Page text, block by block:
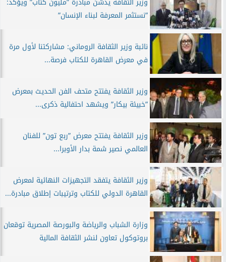
”نستثمر المعرفة لبناء الإنسان”
نائبة وزير الثقافة الروماني: مشاركتنا لأول مرة
في معرض القاهرة للكتاب فرصة...
وزير الثقافة يفتتح متحف الفن الحديث بمعرض
”خبيئة بيكار” ويشهد احتفالية ذكرى...
وزير الثقافة يفتتح معرض ”ربع تون” للفنان
العالمي نصير شمة بدار الأوبرا...
وزير الثقافة يتفقد التجهيزات النهائية لمعرض
القاهرة الدولي للكتاب وترتيبات إطلاق مبادرة...
وزارة الشباب والرياضة والبورصة المصرية توقعان
بروتوكول تعاون لنشر الثقافة المالية